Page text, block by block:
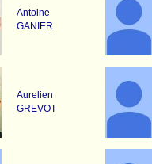
Antoine
GANIER
Aurelien
GREVOT